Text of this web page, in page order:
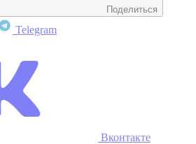
Поделиться
Telegram
Вконтакте